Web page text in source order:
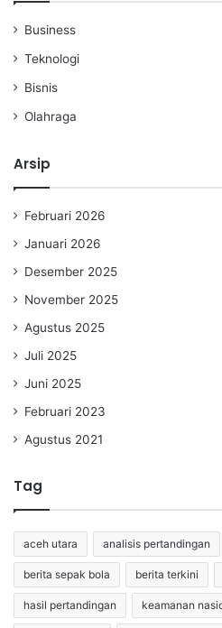
Business
Teknologi
Bisnis
Olahraga
Arsip
Februari 2026
Januari 2026
Desember 2025
November 2025
Agustus 2025
Juli 2025
Juni 2025
Februari 2023
Agustus 2021
Tag
aceh utara analisis pertandingan
berita sepak bola berita terkini
hasil pertandingan keamanan